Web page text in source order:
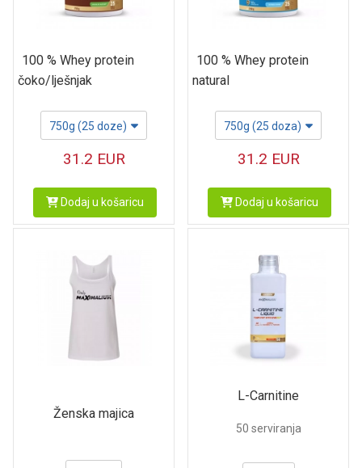
100 % Whey protein
čoko/lješnjak
750g (25 doze)
31.2 EUR
Dodaj u košaricu
100 % Whey protein
natural
750g (25 doza)
31.2 EUR
Dodaj u košaricu
Ženska majica
L-Carnitine
50 serviranja